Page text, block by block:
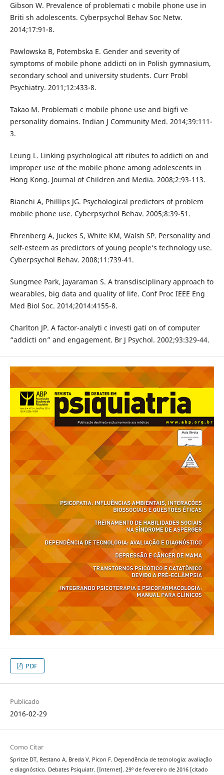
Gibson W. Prevalence of problemati c mobile phone use in
Briti sh adolescents. Cyberpsychol Behav Soc Netw.
2014;17:91-8.
Pawlowska B, Potembska E. Gender and severity of
symptoms of mobile phone addicti on in Polish gymnasium,
secondary school and university students. Curr Probl
Psychiatry. 2011;12:433-8.
Takao M. Problemati c mobile phone use and bigfi ve
personality domains. Indian J Community Med. 2014;39:111-
3.
Leung L. Linking psychological att ributes to addicti on and
improper use of the mobile phone among adolescents in
Hong Kong. Journal of Children and Media. 2008;2:93-113.
Bianchi A, Phillips JG. Psychological predictors of problem
mobile phone use. Cyberpsychol Behav. 2005;8:39-51.
Ehrenberg A, Juckes S, White KM, Walsh SP. Personality and
self-esteem as predictors of young people‘s technology use.
Cyberpsychol Behav. 2008;11:739-41.
Sungmee Park, Jayaraman S. A transdisciplinary approach to
wearables, big data and quality of life. Conf Proc IEEE Eng
Med Biol Soc. 2014;2014:4155-8.
Charlton JP. A factor-analyti c investi gati on of computer
“addicti on” and engagement. Br J Psychol. 2002;93:329-44.
PDF
Publicado
2016-02-29
Como Citar
Spritze DT, Restano A, Breda V, Picon F. Dependência de tecnologia: avaliação
e diagnóstico. Debates Psiquiatr. [Internet]. 29º de fevereiro de 2016 [citado